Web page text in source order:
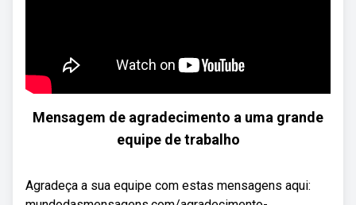
Mensagem de agradecimento a uma grande
equipe de trabalho
Agradeça a sua equipe com estas mensagens aqui: